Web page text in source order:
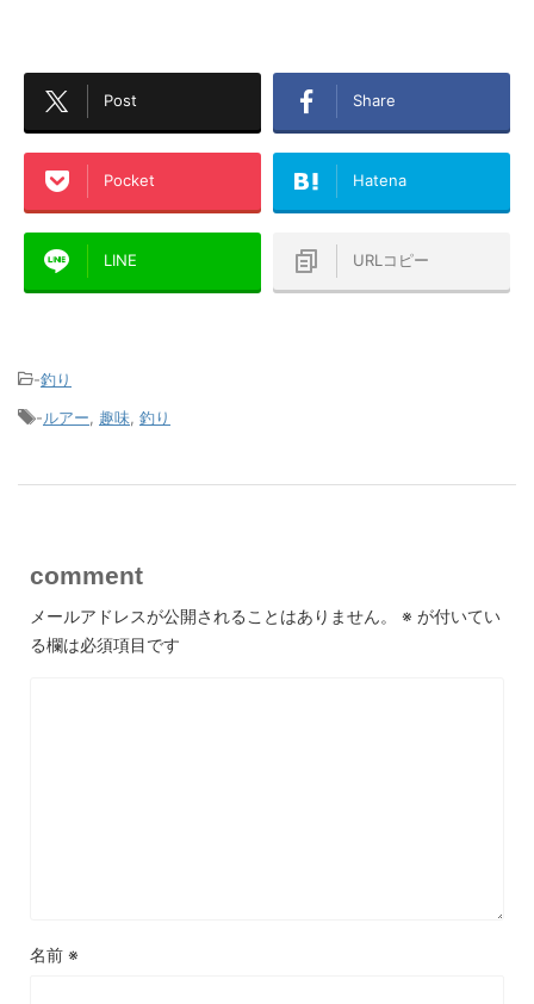
Post Share
Pocket Hatena
LINE URLコピー
-釣り
-ルアー 趣味 釣り
comment
メールアドレスが公開されることはありません。 ※ が付いてい
る欄は必須項目です
名前 ※